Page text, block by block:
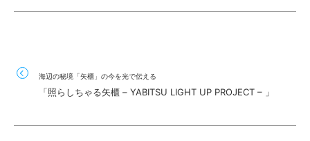
海辺の秘境「矢櫃」の今を光で伝える
「照らしちゃる矢櫃 – YABITSU LIGHT UP PROJECT – 」